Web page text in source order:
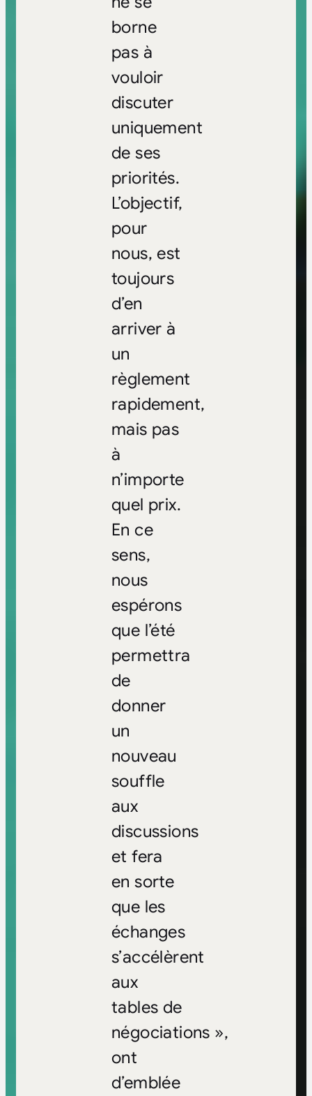
borne
pas à
vouloir
discuter
uniquement
de ses
priorités.
L’objectif,
pour
nous, est
toujours
d’en
arriver à
un
règlement
rapidement,
mais pas
à
n’importe
quel prix.
En ce
sens,
nous
espérons
que l’été
permettra
de
donner
un
nouveau
souffle
aux
discussions
et fera
en sorte
que les
échanges
s’accélèrent
aux
tables de
négociations »,
ont
d’emblée